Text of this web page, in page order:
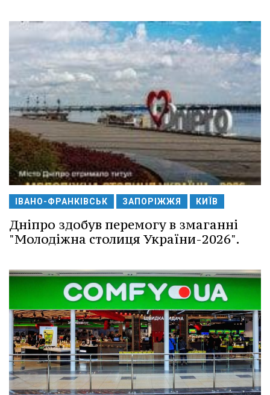
ІВАНО-ФРАНКІВСЬК ЗАПОРІЖЖЯ КИЇВ
Дніпро здобув перемогу в змаганні
"Молодіжна столиця України-2026".